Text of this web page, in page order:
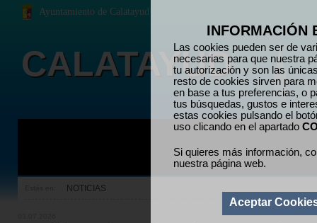
INFORMACIÓN
Las cookies pueden ser de
necesarias para que nuestra
tu autorización y son las
resto de cookies sirven para
en base a tus preferencias, o
tus búsquedas, gustos e
estas cookies pulsando el
uso clicando en el apartado
Si quieres más información,
nuestra página web.
Aceptar
NOTICIAS
Ayuntamiento de Calatayud
CALATAYUD